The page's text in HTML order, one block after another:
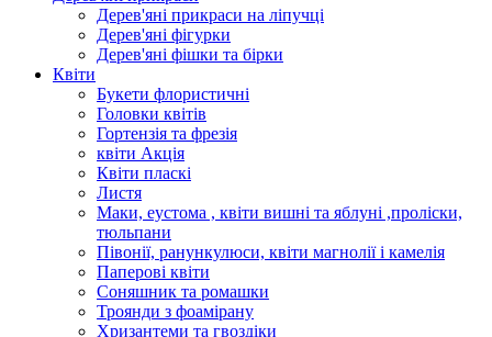
Дерев'яні прикраси на ліпучці
Дерев'яні фігурки
Дерев'яні фішки та бірки
Квіти
Букети флористичні
Головки квітів
Гортензія та фрезія
квіти Акція
Квіти пласкі
Листя
Маки, еустома , квіти вишні та яблуні ,проліски,
тюльпани
Півонії, ранункулюси, квіти магнолії і камелія
Паперові квіти
Соняшник та ромашки
Троянди з фоамірану
Хризантеми та гвоздіки